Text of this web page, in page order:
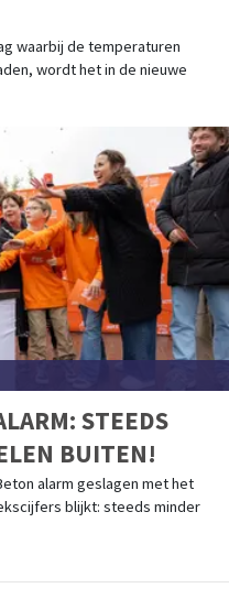
waarbij de temperaturen
wordt het in de nieuwe
STEEDS
BUITEN!
alarm geslagen met het
blijkt: steeds minder